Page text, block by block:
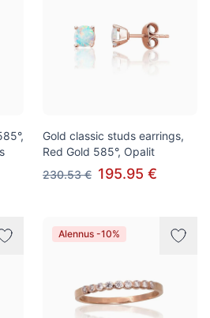
Gold classic studs earrings,
Red Gold 585°, Opalit
230.53 € 195.95 €
Alennus -10%